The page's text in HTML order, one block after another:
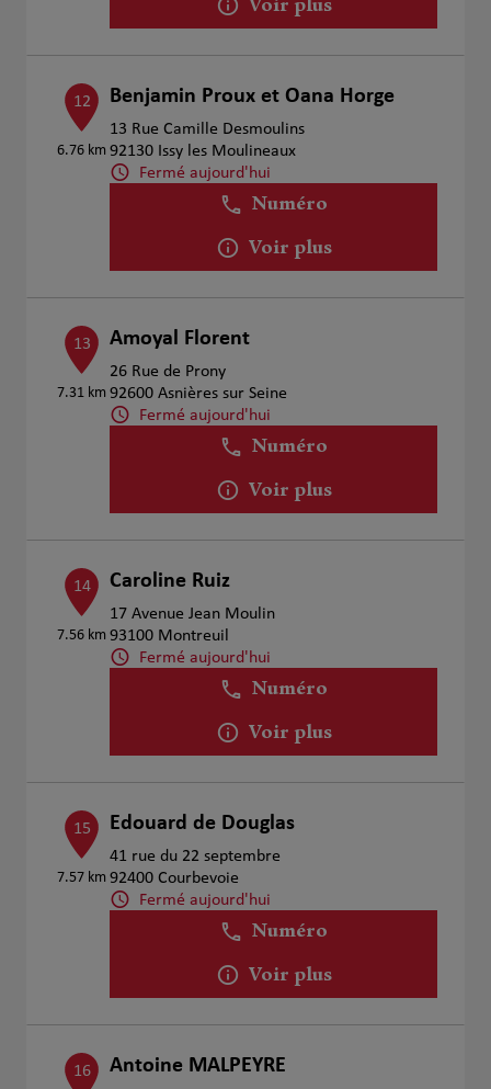
Voir plus
12
6.76 km
Benjamin Proux et Oana Horge
13 Rue Camille Desmoulins
92130 Issy les Moulineaux
Fermé aujourd'hui
Numéro
Voir plus
13
7.31 km
Amoyal Florent
26 Rue de Prony
92600 Asnières sur Seine
Fermé aujourd'hui
Numéro
Voir plus
14
7.56 km
Caroline Ruiz
17 Avenue Jean Moulin
93100 Montreuil
Fermé aujourd'hui
Numéro
Voir plus
15
7.57 km
Edouard de Douglas
41 rue du 22 septembre
92400 Courbevoie
Fermé aujourd'hui
Numéro
Voir plus
16 Antoine MALPEYRE